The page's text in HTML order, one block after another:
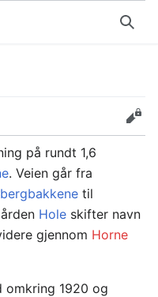
Søk
Rediger
på rundt 1,6
. Veien går fra
til
Hole skifter navn
gjennom Horne
omkring 1920 og